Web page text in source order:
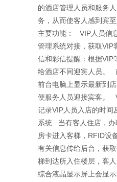
的酒店管理人员和服务
务，从而使客人感到宾
主要功能： VIP人员信
管理系统对接，获取
信和彩信提醒：根据VIP
给酒店不同迎宾人员。
前台电脑上显示最新到
便服务人员迎接宾客。
记录VIP人员入店的时
系统 当有客人住店，办
房卡进入客梯，RFID设
有关信息传给后台，获
梯到达所入住楼层，客
综合液晶显示屏上会显